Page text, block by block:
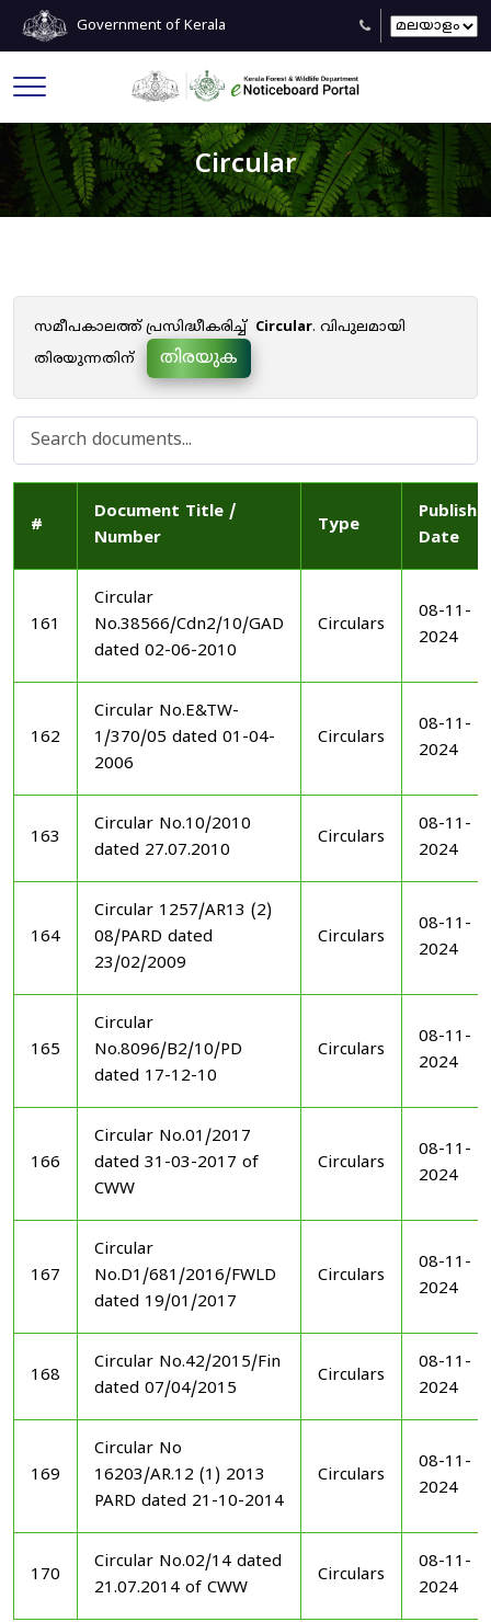
Government of Kerala
Circular
സമീപകാലത്ത് പ്രസിദ്ധീകരിച്ച് Circular. വിപുലമായി
തിരയുന്നതിന്
തിരയുക
#
Document Title /
Number
Type
Date
161
Circular
No.38566/Cdn2/10/GAD
dated 02-06-2010
Circulars
08-11-
2024
162
Circular No.E&TW-
1/370/05 dated 01-04-
2006
Circulars
08-11-
2024
163
Circular No.10/2010
dated 27.07.2010
Circulars
08-11-
2024
164
Circular 1257/AR13 (2)
08/PARD dated
23/02/2009
Circulars
08-11-
2024
165
Circular
No.8096/B2/10/PD
dated 17-12-10
Circulars
08-11-
2024
166
Circular No.01/2017
dated 31-03-2017 of
CWW
Circulars
08-11-
2024
167
Circular
No.D1/681/2016/FWLD
dated 19/01/2017
Circulars
08-11-
2024
168
Circular No.42/2015/Fin
dated 07/04/2015
Circulars
08-11-
2024
169
Circular No
16203/AR.12 (1) 2013
PARD dated 21-10-2014
Circulars
08-11-
2024
170
Circular No.02/14 dated
21.07.2014 of CWW
Circulars
08-11-
2024